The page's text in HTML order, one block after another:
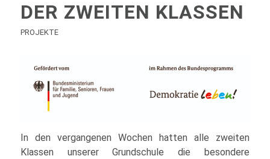
DER ZWEITEN KLASSEN
PROJEKTE
In den vergangenen Wochen hatten alle zweiten
Klassen unserer Grundschule die besondere